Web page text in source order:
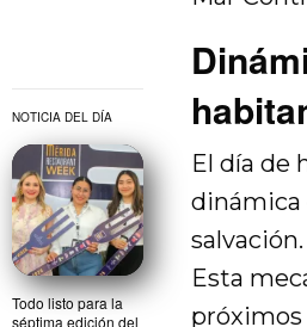
NOTICIA DEL DÍA
Todo listo para la
séptima edición del
El día de
dinámica
salvación.
Esta
próximos